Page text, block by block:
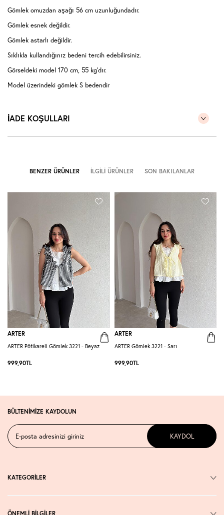
Gömlek omuzdan aşağı 56 cm uzunluğundadır.
Gömlek esnek değildir.
Gömlek astarlı değildir.
Sıklıkla kullandığınız bedeni tercih edebilirsiniz.
Görseldeki model 170 cm, 55 kg'dır.
Model üzerindeki gömlek S bedendir
İADE KOŞULLARI
BENZER ÜRÜNLER İLGILI ÜRÜNLER SON BAKILANLAR
ARTER
ARTER Pötikareli Gömlek 3221 - Beyaz
999,90TL
ARTER
ARTER Gömlek 3221 - Sarı
999,90TL
BÜLTENİMİZE KAYDOLUN
KAYDOL
KATEGORİLER
ÖNEMLİ BİLGİLER